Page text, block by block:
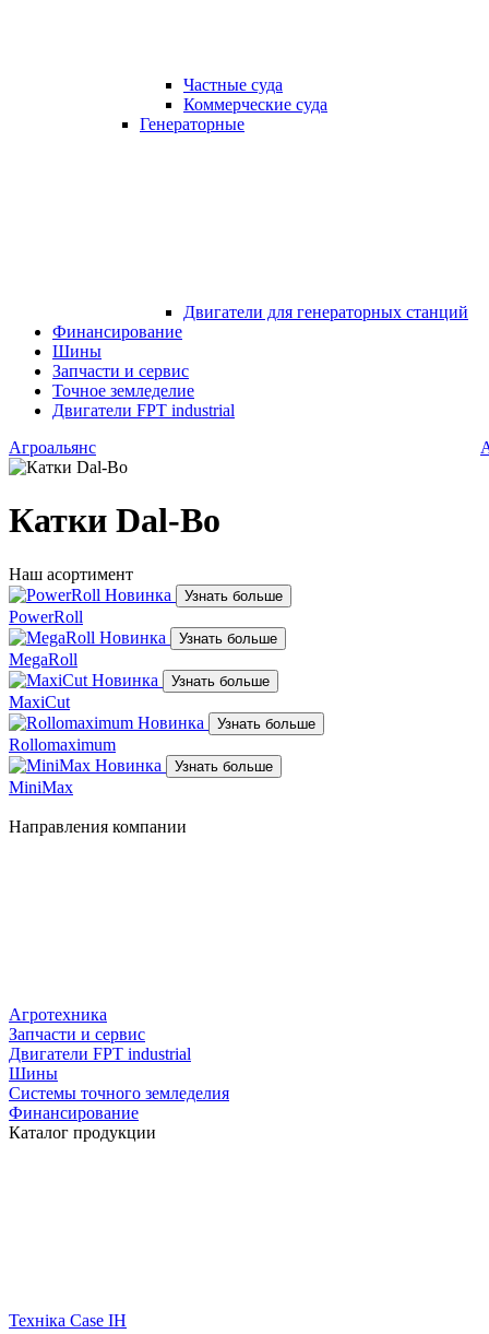
Частные суда
Коммерческие суда
Генераторные
Двигатели для генераторных станций
Финансирование
Шины
Запчасти и сервис
Точное земледелие
Двигатели FPT industrial
Агроальянс
Катки Dal-Bo
Наш асортимент
Новинка
Узнать больше
PowerRoll
Новинка
Узнать больше
MegaRoll
Новинка
Узнать больше
MaxiCut
Новинка
Узнать больше
Rollomaximum
Новинка
Узнать больше
MiniMax
Направления компании
Агротехника
Запчасти и сервис
Двигатели FPT industrial
Шины
Системы точного земледелия
Финансирование
Каталог продукции
Техніка Case IH